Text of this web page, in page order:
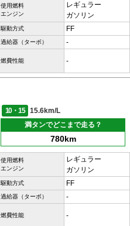
使用燃料
エンジン
レギュラー
ガソリン
駆動方式 FF
過給器（ターボ） -
燃費性能 -
10・15
15.6km/L
満タンでどこまで走る？
780km
使用燃料
エンジン
レギュラー
ガソリン
駆動方式 FF
過給器（ターボ） -
燃費性能 -